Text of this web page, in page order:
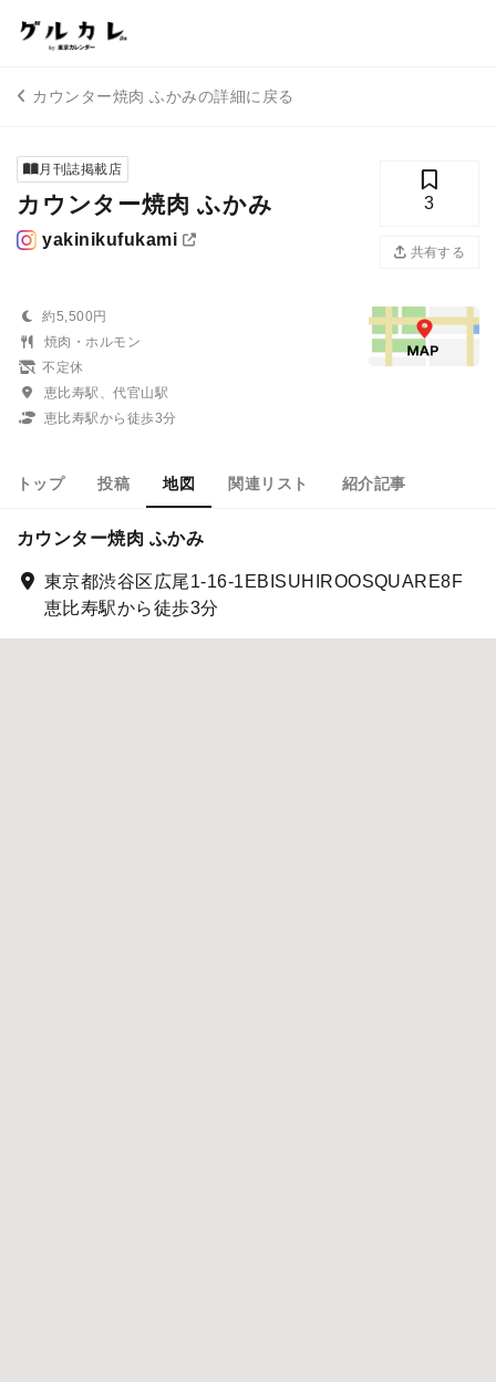
カウンター焼肉 ふかみの詳細に戻る
月刊誌掲載店
カウンター焼肉 ふかみ
yakinikufukami
3
共有する
約5,500円
焼肉・ホルモン
不定休
恵比寿駅、代官山駅
恵比寿駅から徒歩3分
トップ 投稿 地図 関連リスト 紹介記事
カウンター焼肉 ふかみ
東京都渋谷区広尾1-16-1EBISUHIROOSQUARE8F
恵比寿駅から徒歩3分